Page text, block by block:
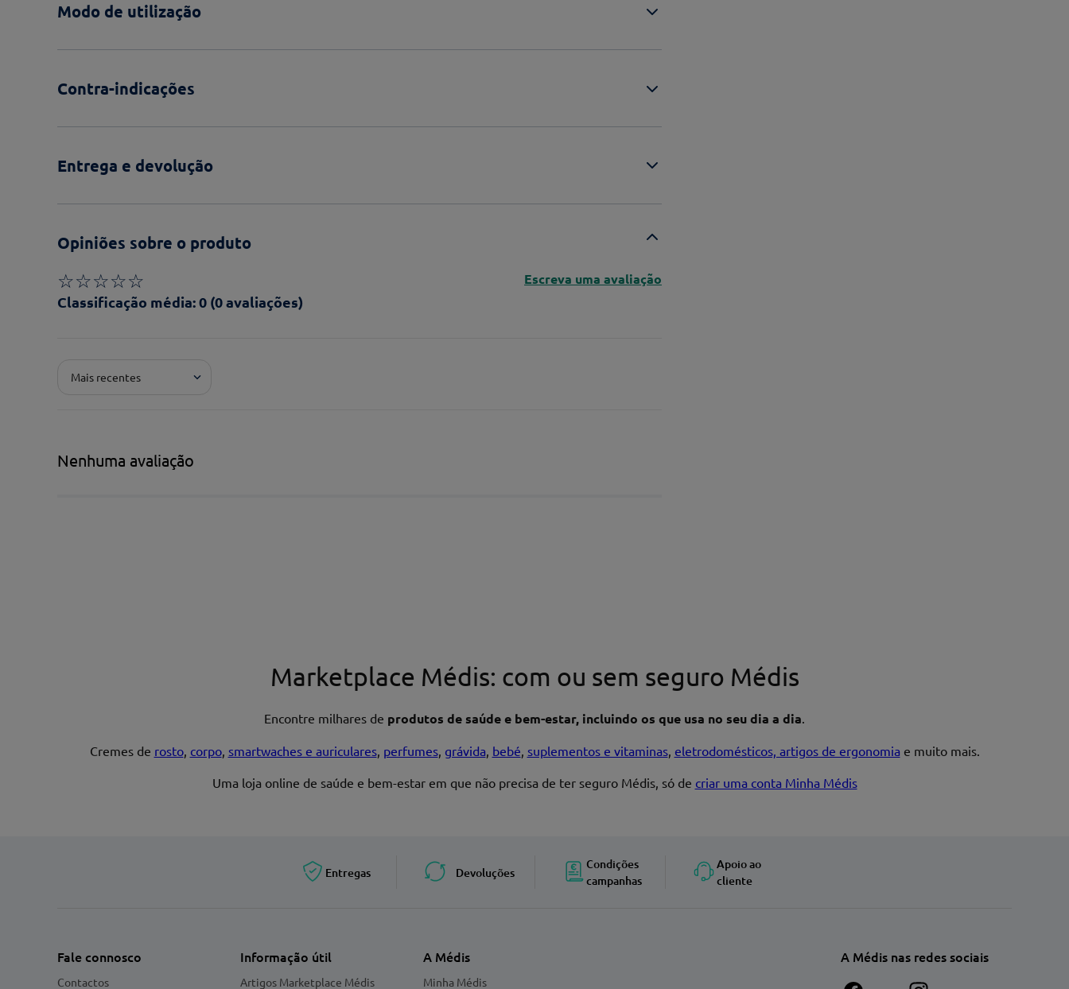
Modo de utilização
Contra-indicações
Entrega e devolução
Opiniões sobre o produto
☆☆☆☆☆
Classificação média: 0 (0 avaliações)
Escreva uma avaliação
Pontuação*
Mais recentes
Nenhuma avaliação
Marketplace Médis: com ou sem seguro Médis
Encontre milhares de produtos de saúde e bem-estar, incluindo os que usa no seu dia a dia.
Cremes de rosto, corpo, smartwaches e auriculares, perfumes, grávida, bebé, suplementos e vitaminas, eletrodomésticos, artigos de ergonomia e muito mais.
Uma loja online de saúde e bem-estar em que não precisa de ter seguro Médis, só de criar uma conta Minha Médis
Entregas Devoluções
Condições
campanhas
Apoio ao
cliente
Fale connosco
Contactos
Informação útil
Artigos Marketplace Médis
A Médis
Minha Médis
A Médis nas redes sociais